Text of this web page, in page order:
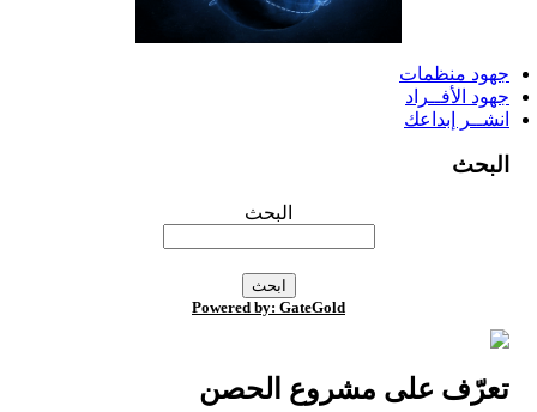
جهود منظمات
جهود الأفــراد
انشــر إبداعك
البحث
البحث
Powered by: GateGold
تعرّف على مشروع الحصن